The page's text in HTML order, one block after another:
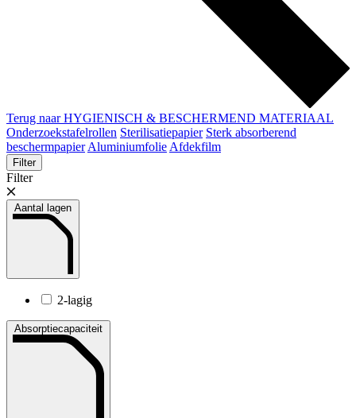
Terug naar HYGIENISCH & BESCHERMEND MATERIAAL
Onderzoekstafelrollen Sterilisatiepapier Sterk absorberend
beschermpapier Aluminiumfolie Afdekfilm
Filter
Filter
Aantal lagen
2-lagig
Absorptiecapaciteit